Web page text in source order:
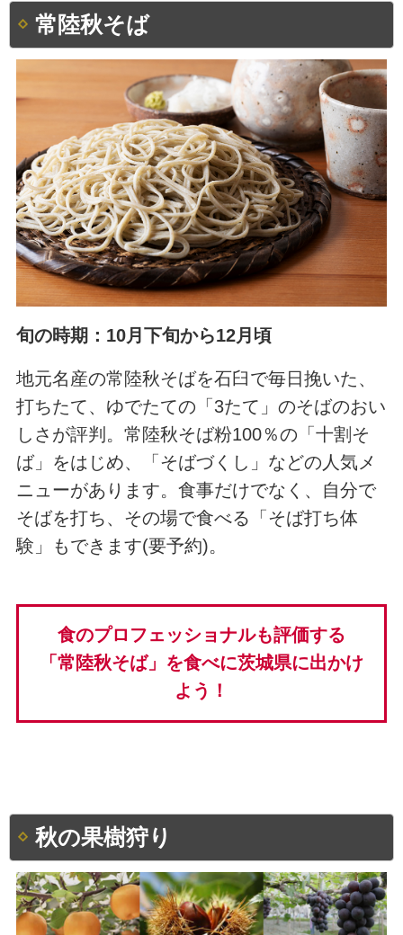
常陸秋そば
旬の時期：10月下旬から12月頃
地元名産の常陸秋そばを石臼で毎日挽いた、
打ちたて、ゆでたての「3たて」のそばのおい
しさが評判。常陸秋そば粉100％の「十割そ
ば」をはじめ、「そばづくし」などの人気メ
ニューがあります。食事だけでなく、自分で
そばを打ち、その場で食べる「そば打ち体
験」もできます(要予約)。
食のプロフェッショナルも評価する
「常陸秋そば」を食べに茨城県に出かけ
よう！
秋の果樹狩り